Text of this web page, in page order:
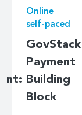
Online
self-paced
GovStack
Payment
Building
Block